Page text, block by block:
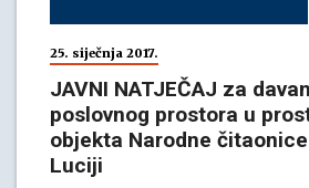
25. siječnja 2017.
JAVNI NATJEČAJ za
poslovnog prostora u
objekta Narodne
Luciji